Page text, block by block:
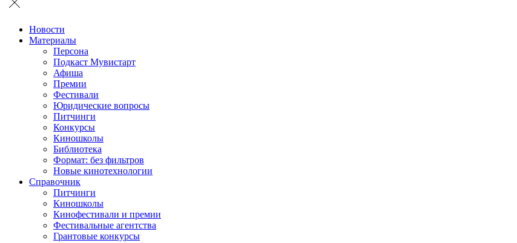
Новости
Материалы
Персона
Подкаст Мувистарт
Афиша
Премии
Фестивали
Юридические вопросы
Питчинги
Конкурсы
Киношколы
Библиотека
Формат: без фильтров
Новые кинотехнологии
Справочник
Питчинги
Киношколы
Кинофестивали и премии
Фестивальные агентства
Грантовые конкурсы